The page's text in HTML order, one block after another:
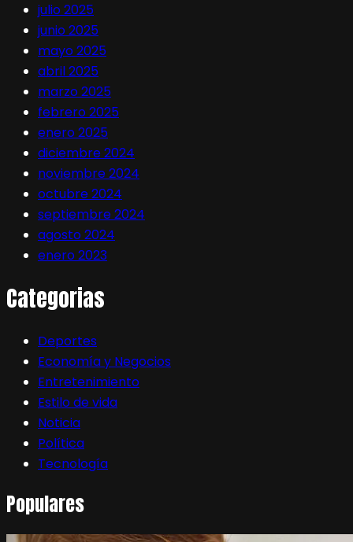
julio 2025
junio 2025
mayo 2025
abril 2025
marzo 2025
febrero 2025
enero 2025
diciembre 2024
noviembre 2024
octubre 2024
septiembre 2024
agosto 2024
enero 2023
Categorias
Deportes
Economía y Negocios
Entretenimiento
Estilo de vida
Noticia
Política
Tecnología
Populares